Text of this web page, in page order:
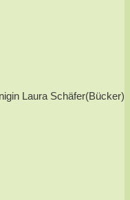
Laura Schäfer(Bücker)